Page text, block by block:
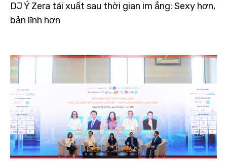
DJ Ý Zera tái xuất sau thời gian im ắng: Sexy hơn,
bản lĩnh hơn